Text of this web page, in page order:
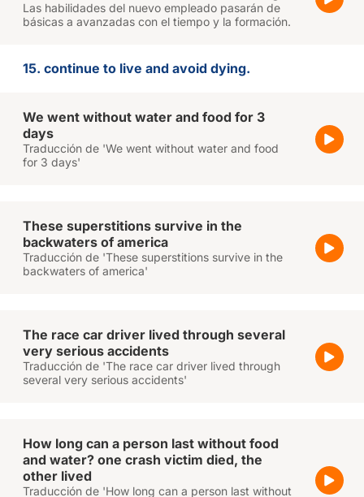
Las habilidades del nuevo empleado pasarán de
básicas a avanzadas con el tiempo y la formación.
15. continue to live and avoid dying.
We went without water and food for 3
days
Traducción de 'We went without water and food
for 3 days'
These superstitions survive in the
backwaters of america
Traducción de 'These superstitions survive in the
backwaters of america'
The race car driver lived through several
very serious accidents
Traducción de 'The race car driver lived through
several very serious accidents'
How long can a person last without food
and water? one crash victim died, the
other lived
Traducción de 'How long can a person last without